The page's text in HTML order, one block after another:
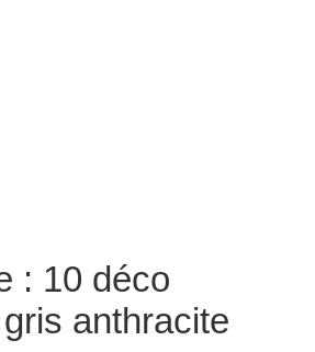
: 10 déco
anthracite